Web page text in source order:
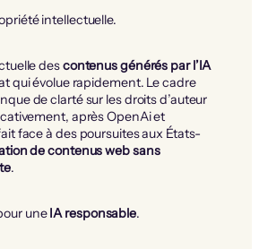
intellectuelle.
descontenus générés par l’IA
qui évolue rapidement. Le cadre
de clarté sur les droits d’auteur
après OpenAi et
face à des poursuites aux États-
de contenus web sans
.
uneIA responsable.